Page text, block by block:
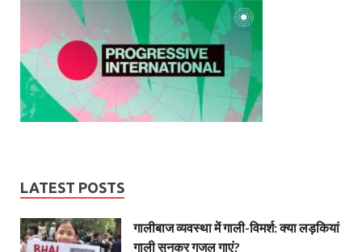
LATEST POSTS
गालीबाज व्‍यवस्‍था में गाली-विमर्श: क्या लड़कियां
गाली सुनकर गजल गाएं?